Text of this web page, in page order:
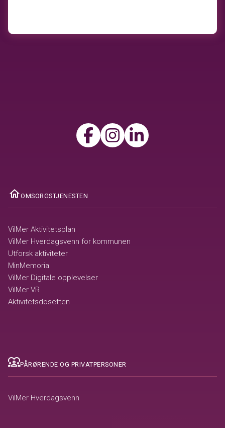
OMSORGSTJENESTEN
VilMer Aktivitetsplan
VilMer Hverdagsvenn for kommunen
Utforsk aktiviteter
MinMemoria
VilMer Digitale opplevelser
VilMer VR
Aktivitetsdosetten
diversity_1PÅRØRENDE OG PRIVATPERSONER
VilMer Hverdagsvenn